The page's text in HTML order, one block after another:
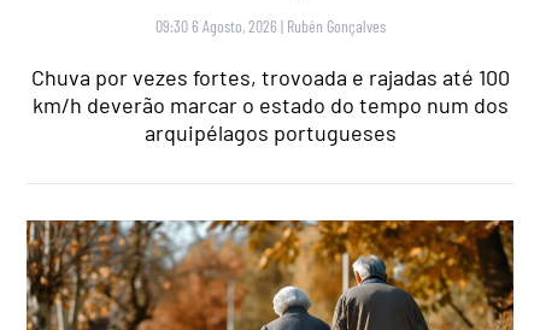
09:30 6 Agosto, 2026 | Rubén Gonçalves
Chuva por vezes fortes, trovoada e rajadas até 100
km/h deverão marcar o estado do tempo num dos
arquipélagos portugueses